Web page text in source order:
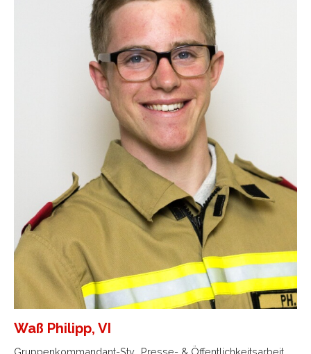
Waß Philipp, VI
Gruppenkommandant-Stv., Presse- & Öffentlichkeitsarbeit,